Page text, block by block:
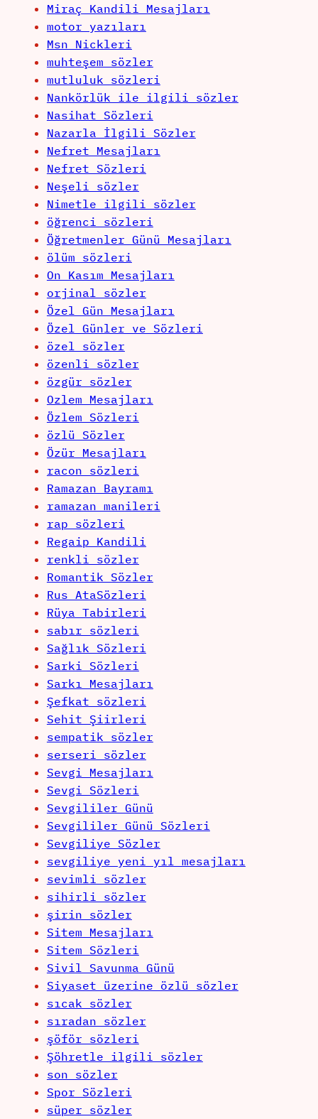
Miraç Kandili Mesajları
motor yazıları
Msn Nickleri
muhteşem sözler
mutluluk sözleri
Nankörlük ile ilgili sözler
Nasihat Sözleri
Nazarla İlgili Sözler
Nefret Mesajları
Nefret Sözleri
Neşeli sözler
Nimetle ilgili sözler
öğrenci sözleri
Öğretmenler Günü Mesajları
ölüm sözleri
On Kasım Mesajları
orjinal sözler
Özel Gün Mesajları
Özel Günler ve Sözleri
özel sözler
özenli sözler
özgür sözler
Ozlem Mesajları
Özlem Sözleri
özlü Sözler
Özür Mesajları
racon sözleri
Ramazan Bayramı
ramazan manileri
rap sözleri
Regaip Kandili
renkli sözler
Romantik Sözler
Rus AtaSözleri
Rüya Tabirleri
sabır sözleri
Sağlık Sözleri
Sarki Sözleri
Sarkı Mesajları
Şefkat sözleri
Sehit Şiirleri
sempatik sözler
serseri sözler
Sevgi Mesajları
Sevgi Sözleri
Sevgililer Günü
Sevgililer Günü Sözleri
Sevgiliye Sözler
sevgiliye yeni yıl mesajları
sevimli sözler
sihirli sözler
şirin sözler
Sitem Mesajları
Sitem Sözleri
Sivil Savunma Günü
Siyaset üzerine özlü sözler
sıcak sözler
sıradan sözler
şöför sözleri
Şöhretle ilgili sözler
son sözler
Spor Sözleri
süper sözler